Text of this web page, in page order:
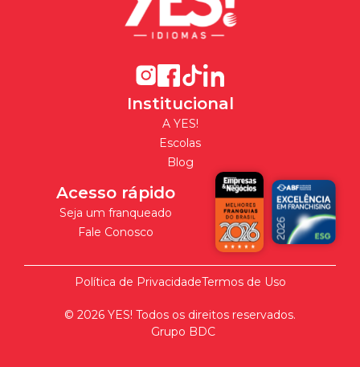
Institucional
A YES!
Escolas
Blog
Acesso rápido
Seja um franqueado
Fale Conosco
Política de PrivacidadeTermos de Uso
© 2026 YES! Todos os direitos reservados.
Grupo BDC